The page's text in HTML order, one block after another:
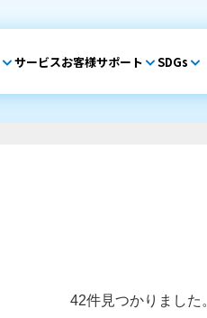
サービスお客様サポート SDGs
42件見つかりました